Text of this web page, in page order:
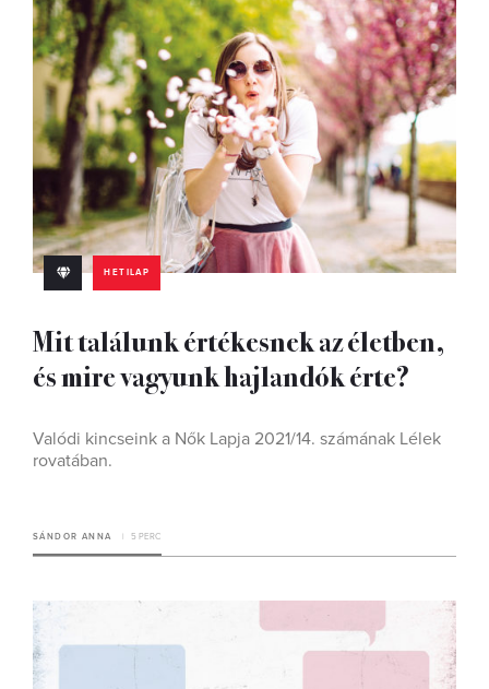
HETILAP
Mit találunk értékesnek az életben,
és mire vagyunk hajlandók érte?
Valódi kincseink a Nők Lapja 2021/14. számának Lélek
rovatában.
SÁNDOR ANNA 5 PERC